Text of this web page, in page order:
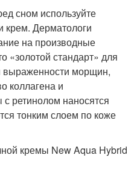
сном используйте
Дерматологи
на производные
стандарт» для
выраженности морщин,
коллагена и
ретинолом наносятся
тонким слоем по коже
кремы New Aqua Hybrid